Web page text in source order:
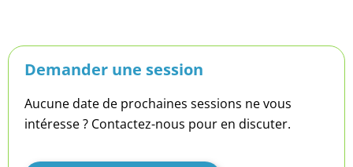
Demander une session
Aucune date de prochaines sessions ne vous
intéresse ? Contactez-nous pour en discuter.